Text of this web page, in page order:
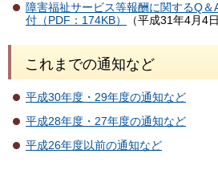
障害福祉サービス等報酬に関するQ
付（PDF：174KB）
（平成31年4月4日
これまでの通知など
平成30年度・29年度の通知など
平成28年度・27年度の通知など
平成26年度以前の通知など